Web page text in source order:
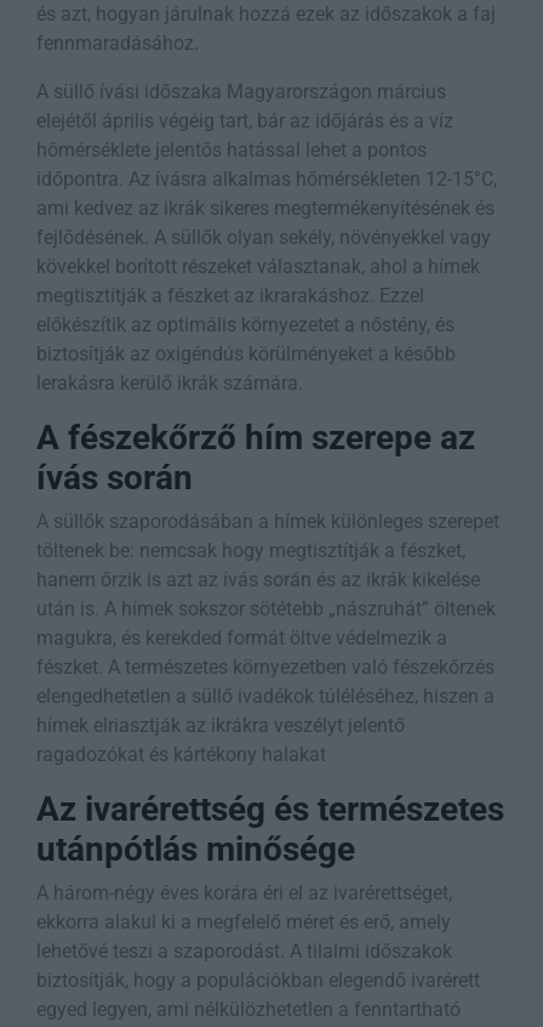
és azt, hogyan járulnak hozzá ezek az időszakok a faj
fennmaradásához.
A süllő ívási időszaka Magyarországon március
elejétől április végéig tart, bár az időjárás és a víz
hőmérséklete jelentős hatással lehet a pontos
időpontra. Az ívásra alkalmas hőmérsékleten 12-15°C,
ami kedvez az ikrák sikeres megtermékenyítésének és
fejlődésének. A süllők olyan sekély, növényekkel vagy
kövekkel borított részeket választanak, ahol a hímek
megtisztítják a fészket az ikrarakáshoz. Ezzel
előkészítik az optimális környezetet a nőstény, és
biztosítják az oxigéndús körülményeket a később
lerakásra kerülő ikrák számára.
A fészekőrző hím szerepe az
ívás során
A süllők szaporodásában a hímek különleges szerepet
töltenek be: nemcsak hogy megtisztítják a fészket,
hanem őrzik is azt az ívás során és az ikrák kikelése
után is. A hímek sokszor sötétebb „nászruhát” öltenek
magukra, és kerekded formát öltve védelmezik a
fészket. A természetes környezetben való fészekőrzés
elengedhetetlen a süllő ivadékok túléléséhez, hiszen a
hímek elriasztják az ikrákra veszélyt jelentő
ragadozókat és kártékony halakat​
Az ivarérettség és természetes
utánpótlás minősége
A három-négy éves korára éri el az ivarérettséget,
ekkorra alakul ki a megfelelő méret és erő, amely
lehetővé teszi a szaporodást. A tilalmi időszakok
biztosítják, hogy a populációkban elegendő ivarérett
egyed legyen, ami nélkülözhetetlen a fenntartható